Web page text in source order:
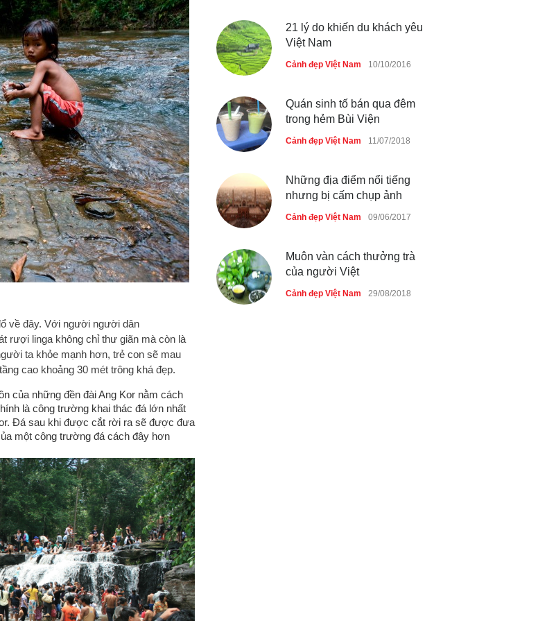
về đây. Với người người dân
rượi linga không chỉ thư giãn mà còn là
ta khỏe mạnh hơn, trẻ con sẽ mau
cao khoảng 30 mét trông khá đẹp.
của những đền đài Ang Kor nằm cách
là công trường khai thác đá lớn nhất
Đá sau khi được cắt rời ra sẽ được đưa
một công trường đá cách đây hơn
21 lý do khiến du khách yêu
Việt Nam
Cảnh đẹp Việt Nam 10/10/2016
Quán sinh tố bán qua đêm
trong hẻm Bùi Viện
Cảnh đẹp Việt Nam 11/07/2018
Những địa điểm nổi tiếng
nhưng bị cấm chụp ảnh
Cảnh đẹp Việt Nam 09/06/2017
Muôn vàn cách thưởng trà
của người Việt
Cảnh đẹp Việt Nam 29/08/2018